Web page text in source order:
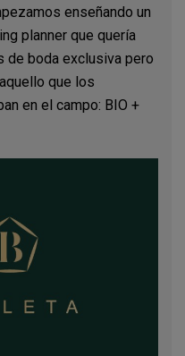
enseñando un
planner que quería
de boda exclusiva pero
que los
en el campo: BIO +